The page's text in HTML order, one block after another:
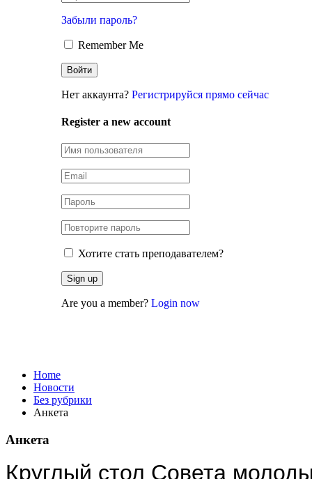
Забыли пароль?
Remember Me
Нет аккаунта? Регистрируйся прямо сейчас
Register a new account
Хотите стать преподавателем?
Are you a member? Login now
Home
Новости
Без рубрики
Анкета
Анкета